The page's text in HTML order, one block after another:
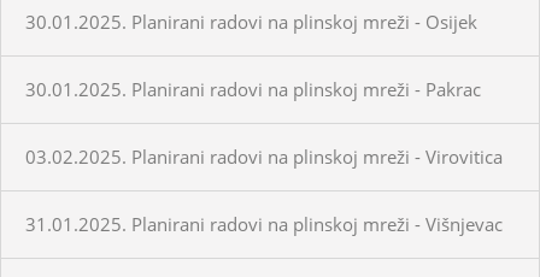
30.01.2025. Planirani radovi na plinskoj mreži - Osijek
30.01.2025. Planirani radovi na plinskoj mreži - Pakrac
03.02.2025. Planirani radovi na plinskoj mreži - Virovitica
31.01.2025. Planirani radovi na plinskoj mreži - Višnjevac